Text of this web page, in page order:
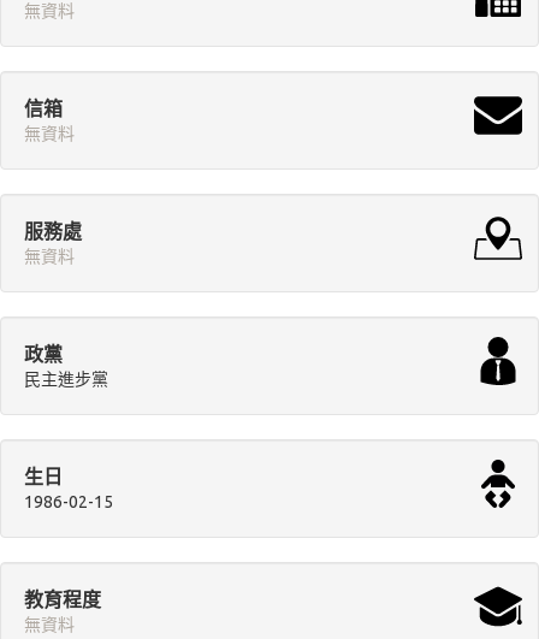
無資料
信箱
無資料
服務處
無資料
政黨
民主進步黨
生日
1986-02-15
教育程度
無資料